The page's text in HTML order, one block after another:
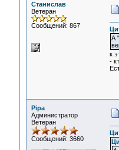
Станислав
Ветеран
Сообщений: 867
А
к
-
Pipa
Администратор
Ветеран
Сообщений: 3660